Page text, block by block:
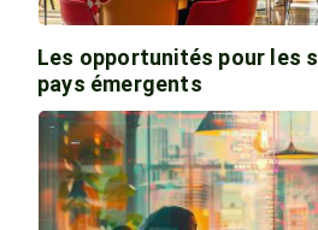
Les opportunités pour les
pays émergents